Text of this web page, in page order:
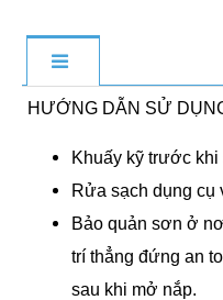
HƯỚNG DẪN SỬ
Khuấy kỹ trước khi
Rửa sạch dụng
Bảo quản sơn ở
trí thẳng đứng an
sau khi mở nắp.